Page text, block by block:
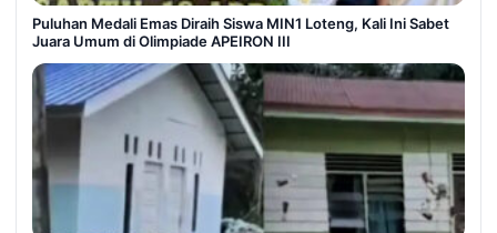
Puluhan Medali Emas Diraih Siswa MIN1 Loteng, Kali Ini Sabet
Juara Umum di Olimpiade APEIRON III